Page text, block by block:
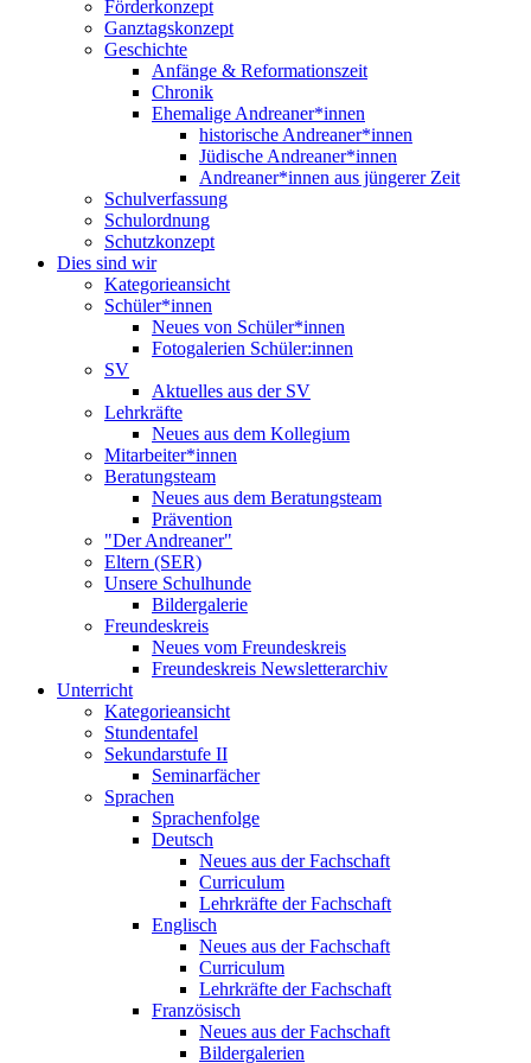
Förderkonzept
Ganztagskonzept
Geschichte
Anfänge & Reformationszeit
Chronik
Ehemalige Andreaner*innen
historische Andreaner*innen
Jüdische Andreaner*innen
Andreaner*innen aus jüngerer Zeit
Schulverfassung
Schulordnung
Schutzkonzept
Dies sind wir
Kategorieansicht
Schüler*innen
Neues von Schüler*innen
Fotogalerien Schüler:innen
SV
Aktuelles aus der SV
Lehrkräfte
Neues aus dem Kollegium
Mitarbeiter*innen
Beratungsteam
Neues aus dem Beratungsteam
Prävention
"Der Andreaner"
Eltern (SER)
Unsere Schulhunde
Bildergalerie
Freundeskreis
Neues vom Freundeskreis
Freundeskreis Newsletterarchiv
Unterricht
Kategorieansicht
Stundentafel
Sekundarstufe II
Seminarfächer
Sprachen
Sprachenfolge
Deutsch
Neues aus der Fachschaft
Curriculum
Lehrkräfte der Fachschaft
Englisch
Neues aus der Fachschaft
Curriculum
Lehrkräfte der Fachschaft
Französisch
Neues aus der Fachschaft
Bildergalerien